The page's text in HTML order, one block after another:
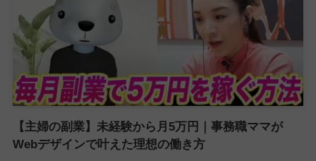
【主婦の副業】未経験から月5万円｜事務職ママが
Webデザインで叶えた理想の働き方